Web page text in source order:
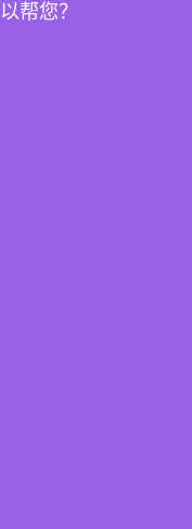
帮您？